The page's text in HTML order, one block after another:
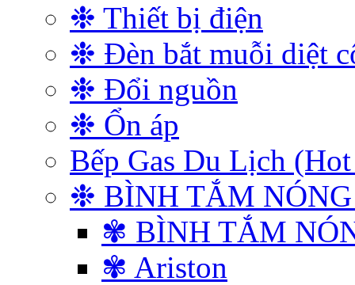
❉ Thiết bị điện
❉ Đèn bắt muỗi diệt
❉ Đổi nguồn
❉ Ổn áp
Bếp Gas Du Lịch
❉ BÌNH TẮM
✾ BÌNH TẮM
✾ Ariston